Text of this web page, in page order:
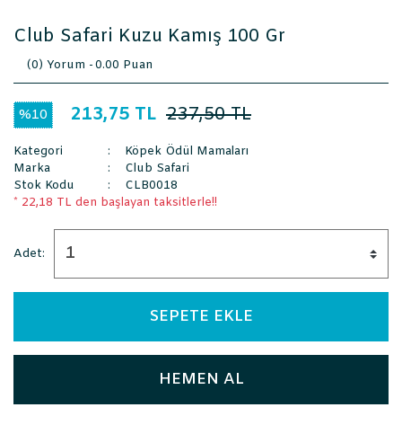
Club Safari Kuzu Kamış 100 Gr
(0) Yorum -0.00 Puan
%10 213,75 TL 237,50 TL
Kategori
Köpek Ödül Mamaları
Marka
Club Safari
Stok Kodu
CLB0018
* 22,18 TL den başlayan taksitlerle!!
Adet:
SEPETE EKLE
HEMEN AL